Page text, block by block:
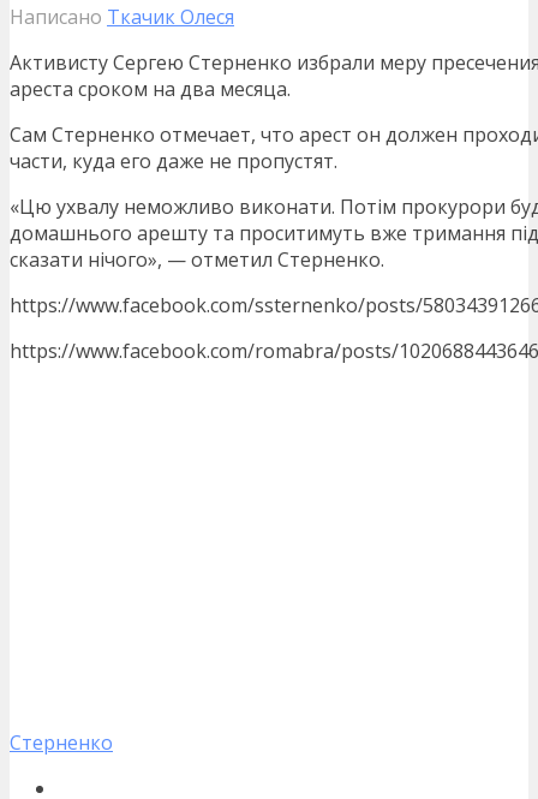
Написано Ткачик Олеся
Активисту Сергею Стерненко избрали меру
ареста сроком на два месяца.
Сам Стерненко отмечает, что арест он должен
части, куда его даже не пропустят.
«Цю ухвалу неможливо виконати. Потім прокурори
домашнього арешту та проситимуть вже тримання
сказати нічого», — отметил Стерненко.
https://www.facebook.com/ssternenko/posts/
https://www.facebook.com/romabra/posts/
Стерненко